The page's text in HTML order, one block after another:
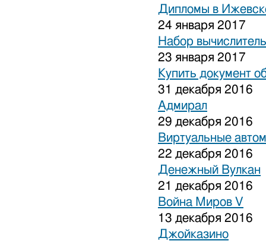
Дипломы в
24 января 2017
Набор
23 января 2017
Купить документ
31 декабря 2016
Адмирал
29 декабря 2016
Виртуальные
22 декабря 2016
Денежный Вулкан
21 декабря 2016
Война Миров V
13 декабря 2016
Джойказино